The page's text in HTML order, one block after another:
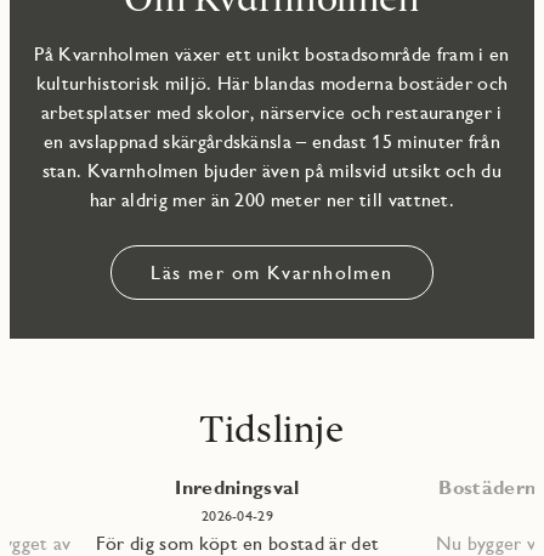
På Kvarnholmen växer ett unikt bostadsområde fram i en
kulturhistorisk miljö. Här blandas moderna bostäder och
arbetsplatser med skolor, närservice och restauranger i
en avslappnad skärgårdskänsla – endast 15 minuter från
stan. Kvarnholmen bjuder även på milsvid utsikt och du
har aldrig mer än 200 meter ner till vattnet.
Läs mer om Kvarnholmen
Tidslinje
av
Inredningsval
2026-04-29
För dig som köpt en bostad är det
Nu bygger